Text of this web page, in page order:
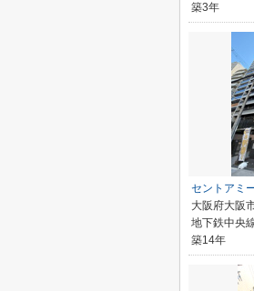
築3年
セントアミ
大阪府大阪
地下鉄中央
築14年